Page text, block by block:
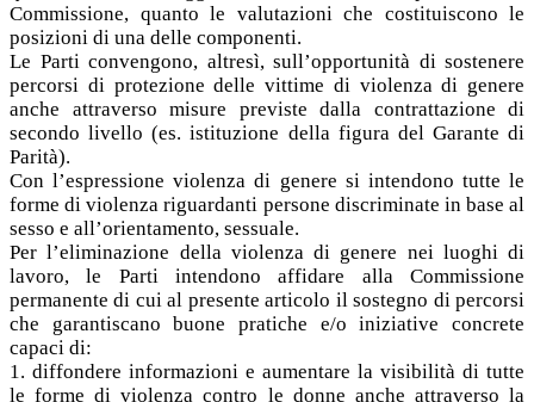
Commissione, quanto le valutazioni che costituiscono le
posizioni di una delle componenti.
Le Parti convengono, altresì, sull’opportunità di sostenere
percorsi di protezione delle vittime di violenza di genere
anche attraverso misure previste dalla contrattazione di
secondo livello (es. istituzione della figura del Garante di
Parità).
Con l’espressione violenza di genere si intendono tutte le
forme di violenza riguardanti persone discriminate in base al
sesso e all’orientamento, sessuale.
Per l’eliminazione della violenza di genere nei luoghi di
lavoro, le Parti intendono affidare alla Commissione
permanente di cui al presente articolo il sostegno di percorsi
che garantiscano buone pratiche e/o iniziative concrete
capaci di:
1. diffondere informazioni e aumentare la visibilità di tutte
le forme di violenza contro le donne anche attraverso la